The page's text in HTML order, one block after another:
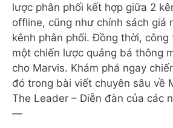
lược phân phối kết hợp giữa 2
offline, cũng như chính sách giá
kênh phân phối. Đồng thời, công
một chiến lược quảng bá thông
cho Marvis. Khám phá ngay
đó trong bài viết chuyên sâu về
The Leader – Diễn đàn của các
—